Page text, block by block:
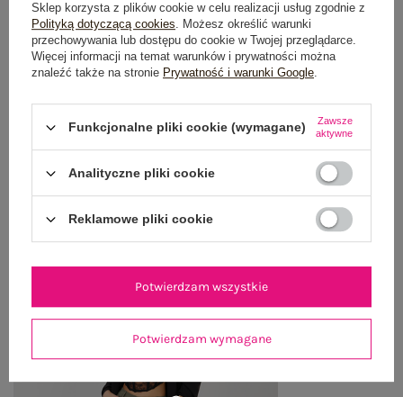
OPINIE O PRODUKCIE (1)
WYSYŁKA I DOSTAWA
OSTATNIO OGLĄDANE
Zobacz wszystko
Sklep korzysta z plików cookie w celu realizacji usług zgodnie z
Polityką dotyczącą cookies. Możesz określić warunki
przechowywania lub dostępu do cookie w Twojej przeglądarce.
Więcej informacji na temat warunków i prywatności można
znaleźć także na stronie Prywatność i warunki Google.
Funkcjonalne pliki cookie (wymagane)
Zawsze
aktywne
Analityczne pliki cookie
Reklamowe pliki cookie
Potwierdzam wymagane
Potwierdzam wszystkie